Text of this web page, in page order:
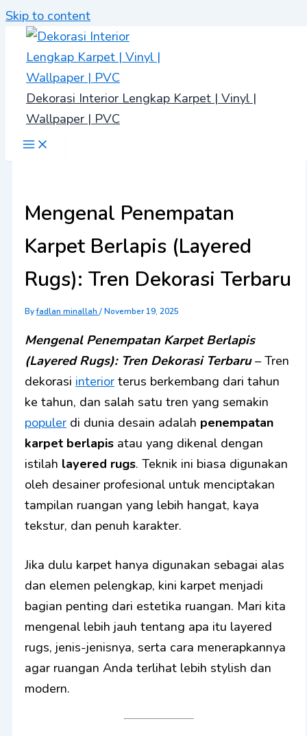
Skip to content
Dekorasi Interior Lengkap Karpet | Vinyl |
Wallpaper | PVC
Mengenal Penempatan
Karpet Berlapis (Layered
Rugs): Tren Dekorasi Terbaru
Byfadlan minallah/November 19, 2025
Mengenal Penempatan Karpet Berlapis
(Layered Rugs): Tren Dekorasi Terbaru– Tren
dekorasi interior terus berkembang dari tahun
ke tahun, dan salah satu tren yang semakin
populer di dunia desain adalah penempatan
karpet berlapis atau yang dikenal dengan
istilah layered rugs. Teknik ini biasa digunakan
oleh desainer profesional untuk menciptakan
tampilan ruangan yang lebih hangat, kaya
tekstur, dan penuh karakter.
Jika dulu karpet hanya digunakan sebagai alas
dan elemen pelengkap, kini karpet menjadi
bagian penting dari estetika ruangan. Mari kita
mengenal lebih jauh tentang apa itu layered
rugs, jenis-jenisnya, serta cara menerapkannya
agar ruangan Anda terlihat lebih stylish dan
modern.